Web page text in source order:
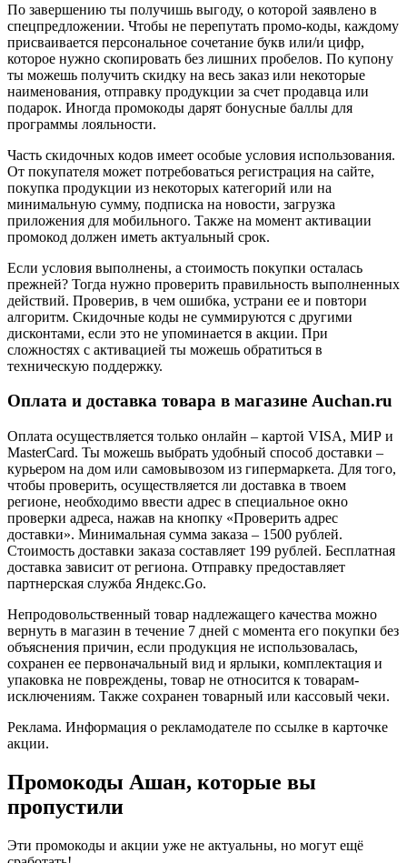
По завершению ты получишь выгоду, о которой заявлено в
спецпредложении. Чтобы не перепутать промо-коды, каждому
присваивается персональное сочетание букв или/и цифр,
которое нужно скопировать без лишних пробелов. По купону
ты можешь получить скидку на весь заказ или некоторые
наименования, отправку продукции за счет продавца или
подарок. Иногда промокоды дарят бонусные баллы для
программы лояльности.
Часть скидочных кодов имеет особые условия использования.
От покупателя может потребоваться регистрация на сайте,
покупка продукции из некоторых категорий или на
минимальную сумму, подписка на новости, загрузка
приложения для мобильного. Также на момент активации
промокод должен иметь актуальный срок.
Если условия выполнены, а стоимость покупки осталась
прежней? Тогда нужно проверить правильность выполненных
действий. Проверив, в чем ошибка, устрани ее и повтори
алгоритм. Скидочные коды не суммируются с другими
дисконтами, если это не упоминается в акции. При
сложностях с активацией ты можешь обратиться в
техническую поддержку.
Оплата и доставка товара в магазине Auchan.ru
Оплата осуществляется только онлайн – картой VISA, МИР и
MasterCard. Ты можешь выбрать удобный способ доставки –
курьером на дом или самовывозом из гипермаркета. Для того,
чтобы проверить, осуществляется ли доставка в твоем
регионе, необходимо ввести адрес в специальное окно
проверки адреса, нажав на кнопку «Проверить адрес
доставки». Минимальная сумма заказа – 1500 рублей.
Стоимость доставки заказа составляет 199 рублей. Бесплатная
доставка зависит от региона. Отправку предоставляет
партнерская служба Яндекс.Go.
Непродовольственный товар надлежащего качества можно
вернуть в магазин в течение 7 дней с момента его покупки без
объяснения причин, если продукция не использовалась,
сохранен ее первоначальный вид и ярлыки, комплектация и
упаковка не повреждены, товар не относится к товарам-
исключениям. Также сохранен товарный или кассовый чеки.
Реклама. Информация о рекламодателе по ссылке в карточке
акции.
Промокоды Ашан, которые вы
пропустили
Эти промокоды и акции уже не актуальны, но могут ещё